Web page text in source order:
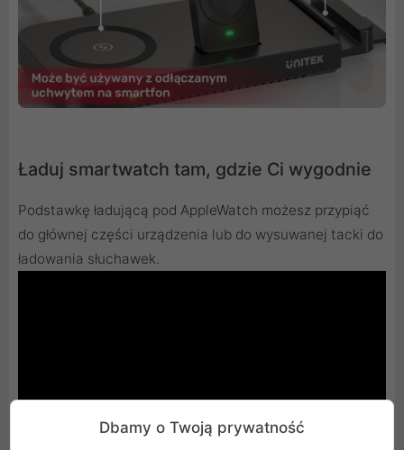
Ładuj smartwatch tam, gdzie Ci wygodnie
Podstawkę ładującą pod AppleWatch możesz przypiąć
do głównej części urządzenia lub do wysuwanej tacki do
ładowania słuchawek.
Dbamy o Twoją prywatność